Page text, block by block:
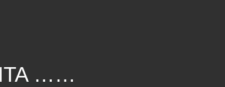
……